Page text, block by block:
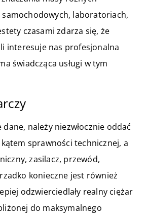
laboratoriach,
czasami zdarza się, że
interesuje nas profesjonalna
świadcząca usługi w tym
należy niezwłocznie oddać
sprawności technicznej, a
zasilacz, przewód,
konieczne jest również
odzwierciedlały realny ciężar
do maksymalnego